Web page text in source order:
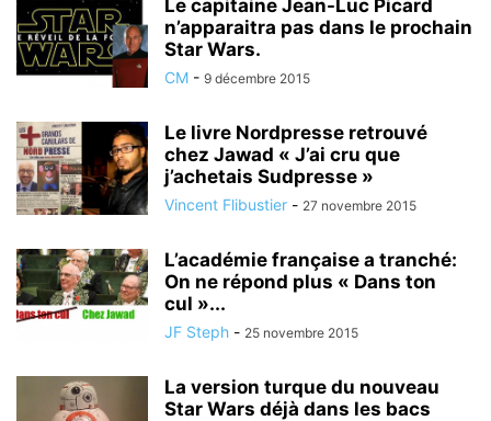
Le capitaine Jean-Luc Picard
n’apparaitra pas dans le prochain
Star Wars.
CM - 9 décembre 2015
Le livre Nordpresse retrouvé
chez Jawad « J’ai cru que
j’achetais Sudpresse »
Vincent Flibustier - 27 novembre 2015
L’académie française a tranché:
On ne répond plus « Dans ton
cul »...
JF Steph - 25 novembre 2015
La version turque du nouveau
Star Wars déjà dans les bacs